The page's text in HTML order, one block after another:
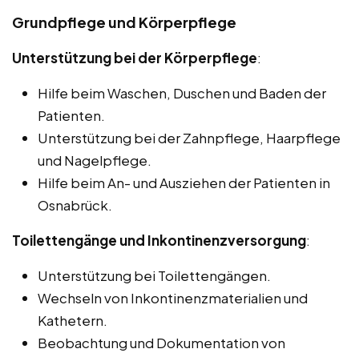
Grundpflege und Körperpflege
Unterstützung bei der Körperpflege:
Hilfe beim Waschen, Duschen und Baden der
Patienten.
Unterstützung bei der Zahnpflege, Haarpflege
und Nagelpflege.
Hilfe beim An- und Ausziehen der Patienten in
Osnabrück.
Toilettengänge und Inkontinenzversorgung:
Unterstützung bei Toilettengängen.
Wechseln von Inkontinenzmaterialien und
Kathetern.
Beobachtung und Dokumentation von